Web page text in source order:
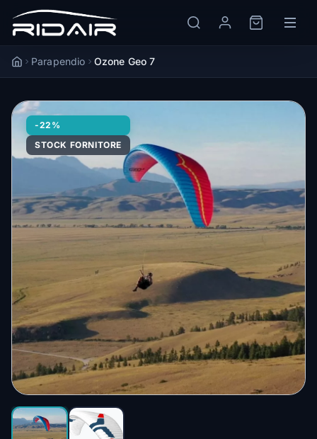
AccueilParapendio Ozone Geo 7
-22%
STOCK FORNITORE